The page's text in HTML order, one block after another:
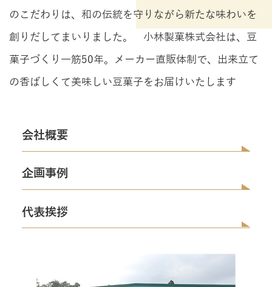
のこだわりは、和の伝統を守りながら新たな味わいを
創りだしてまいりました。
小林製菓株式会社は、豆
菓子づくり一筋50年。メーカー直販体制で、出来立て
の香ばしくて美味しい豆菓子をお届けいたします
会社概要
企画事例
代表挨拶